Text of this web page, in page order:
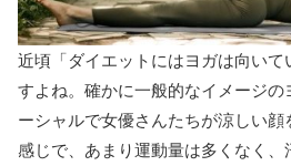
近頃「ダイエットにはヨガは向いて
すよね。確かに一般的なイメージの
ーシャルで女優さんたちが涼しい
感じで、あまり運動量は多くなく、